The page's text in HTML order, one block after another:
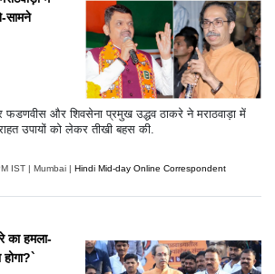
सामने
फडणवीस और शिवसेना प्रमुख उद्धव ठाकरे ने मराठवाड़ा में
उपायों को लेकर तीखी बहस की.
IST | Mumbai | Hindi Mid-day Online Correspondent
का हमला-
होगा?`